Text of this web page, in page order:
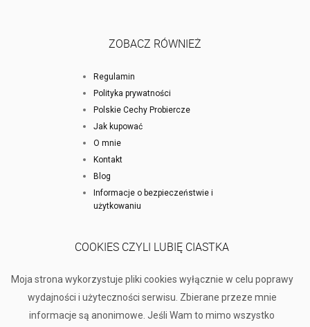
ZOBACZ RÓWNIEŻ
Regulamin
Polityka prywatności
Polskie Cechy Probiercze
Jak kupować
O mnie
Kontakt
Blog
Informacje o bezpieczeństwie i
użytkowaniu
COOKIES CZYLI LUBIĘ CIASTKA
Moja strona wykorzystuje pliki cookies wyłącznie w celu poprawy
wydajności i użyteczności serwisu. Zbierane przeze mnie
informacje są anonimowe. Jeśli Wam to mimo wszystko